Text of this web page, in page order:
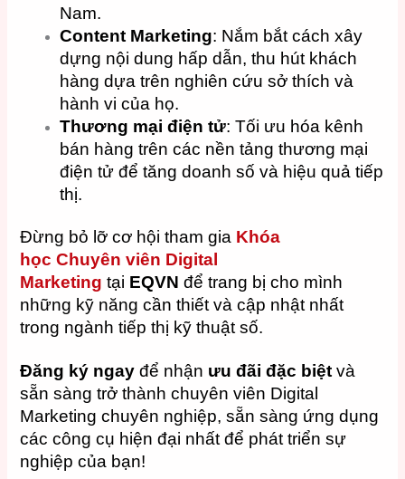
Nam.
Content Marketing: Nắm bắt cách xây
dựng nội dung hấp dẫn, thu hút khách
hàng dựa trên nghiên cứu sở thích và
hành vi của họ.
Thương mại điện tử: Tối ưu hóa kênh
bán hàng trên các nền tảng thương mại
điện tử để tăng doanh số và hiệu quả tiếp
thị.
Đừng bỏ lỡ cơ hội tham gia Khóa
họcChuyên viên Digital
Marketing tại EQVN để trang bị cho mình
những kỹ năng cần thiết và cập nhật nhất
trong ngành tiếp thị kỹ thuật số.
Đăng ký ngay để nhận ưu đãi đặc biệt và
sẵn sàng trở thành chuyên viên Digital
Marketing chuyên nghiệp, sẵn sàng ứng dụng
các công cụ hiện đại nhất để phát triển sự
nghiệp của bạn!